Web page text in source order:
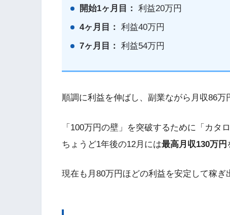
開始1ヶ月目： 利益20万円
4ヶ月目： 利益40万円
7ヶ月目： 利益54万円
順調に利益を伸ばし、副業ながら月収86万
「100万円の壁」を突破するために「カタ
ちょうど1年後の12月には最高月収130万円
現在も月80万円ほどの利益を安定して稼ぎ